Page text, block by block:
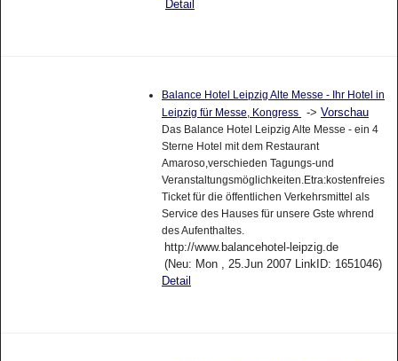
Detail
Balance Hotel Leipzig Alte Messe - Ihr Hotel in
Leipzig für Messe, Kongress
-> Vorschau
Das Balance Hotel Leipzig Alte Messe - ein 4
Sterne Hotel mit dem Restaurant
Amaroso,verschieden Tagungs-und
Veranstaltungsmöglichkeiten.Etra:kostenfreies
Ticket für die öffentlichen Verkehrsmittel als
Service des Hauses für unsere Gste whrend
des Aufenthaltes.
http://www.balancehotel-leipzig.de
(Neu: Mon , 25.Jun 2007 LinkID: 1651046)
Detail